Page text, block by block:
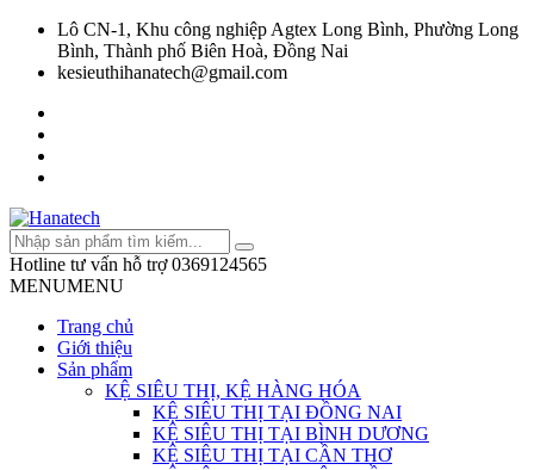
Lô CN-1, Khu công nghiệp Agtex Long Bình, Phường Long
Bình, Thành phố Biên Hoà, Đồng Nai
kesieuthihanatech@gmail.com
Hotline tư vấn hỗ trợ 0369124565
MENUMENU
Trang chủ
Giới thiệu
Sản phẩm
KỆ SIÊU THỊ, KỆ HÀNG HÓA
KỆ SIÊU THỊ TẠI ĐỒNG NAI
KỆ SIÊU THỊ TẠI BÌNH DƯƠNG
KỆ SIÊU THỊ TẠI CẦN THƠ